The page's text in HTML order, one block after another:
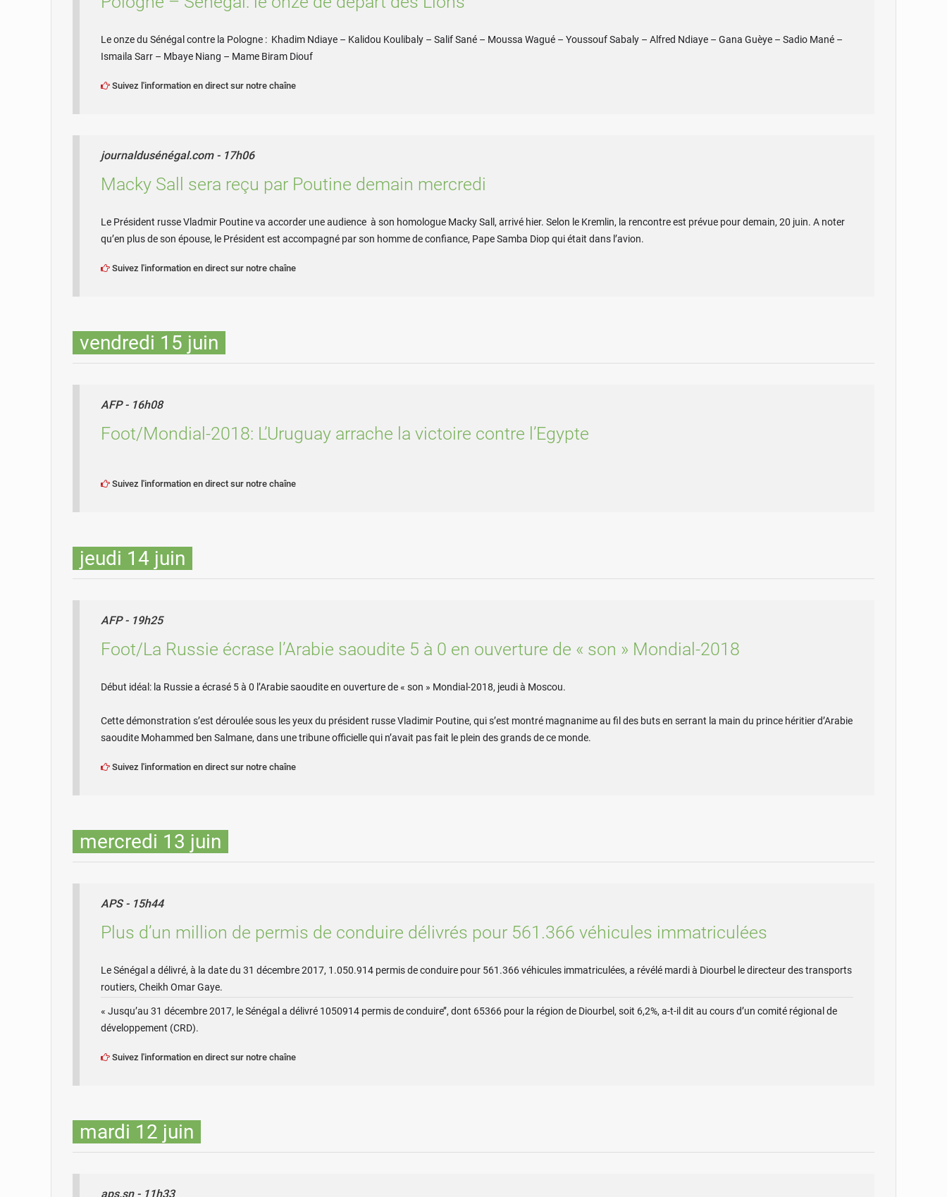
Le onze du Sénégal contre la Pologne : Khadim Ndiaye – Kalidou Koulibaly – Salif Sané – Moussa Wagué – Youssouf Sabaly – Alfred Ndiaye – Gana Guèye – Sadio Mané –
Ismaila Sarr – Mbaye Niang – Mame Biram Diouf
Suivez l'information en direct sur notre chaîne
journaldusénégal.com - 17h06
Macky Sall sera reçu par Poutine demain mercredi
Le Président russe Vladmir Poutine va accorder une audience à son homologue Macky Sall, arrivé hier. Selon le Kremlin, la rencontre est prévue pour demain, 20 juin. A noter
qu’en plus de son épouse, le Président est accompagné par son homme de confiance, Pape Samba Diop qui était dans l’avion.
Suivez l'information en direct sur notre chaîne
vendredi 15 juin
AFP - 16h08
Foot/Mondial-2018: L’Uruguay arrache la victoire contre l’Egypte
Suivez l'information en direct sur notre chaîne
jeudi 14 juin
AFP - 19h25
Foot/La Russie écrase l’Arabie saoudite 5 à 0 en ouverture de « son » Mondial-2018
Début idéal: la Russie a écrasé 5 à 0 l’Arabie saoudite en ouverture de « son » Mondial-2018, jeudi à Moscou.
Cette démonstration s’est déroulée sous les yeux du président russe Vladimir Poutine, qui s’est montré magnanime au fil des buts en serrant la main du prince héritier d’Arabie
saoudite Mohammed ben Salmane, dans une tribune officielle qui n’avait pas fait le plein des grands de ce monde.
Suivez l'information en direct sur notre chaîne
mercredi 13 juin
APS - 15h44
Plus d’un million de permis de conduire délivrés pour 561.366 véhicules immatriculées
Le Sénégal a délivré, à la date du 31 décembre 2017, 1.050.914 permis de conduire pour 561.366 véhicules immatriculées, a révélé mardi à Diourbel le directeur des transports
routiers, Cheikh Omar Gaye.
« Jusqu’au 31 décembre 2017, le Sénégal a délivré 1050914 permis de conduire’’, dont 65366 pour la région de Diourbel, soit 6,2%, a-t-il dit au cours d’un comité régional de
développement (CRD).
Suivez l'information en direct sur notre chaîne
mardi 12 juin
aps.sn - 11h33